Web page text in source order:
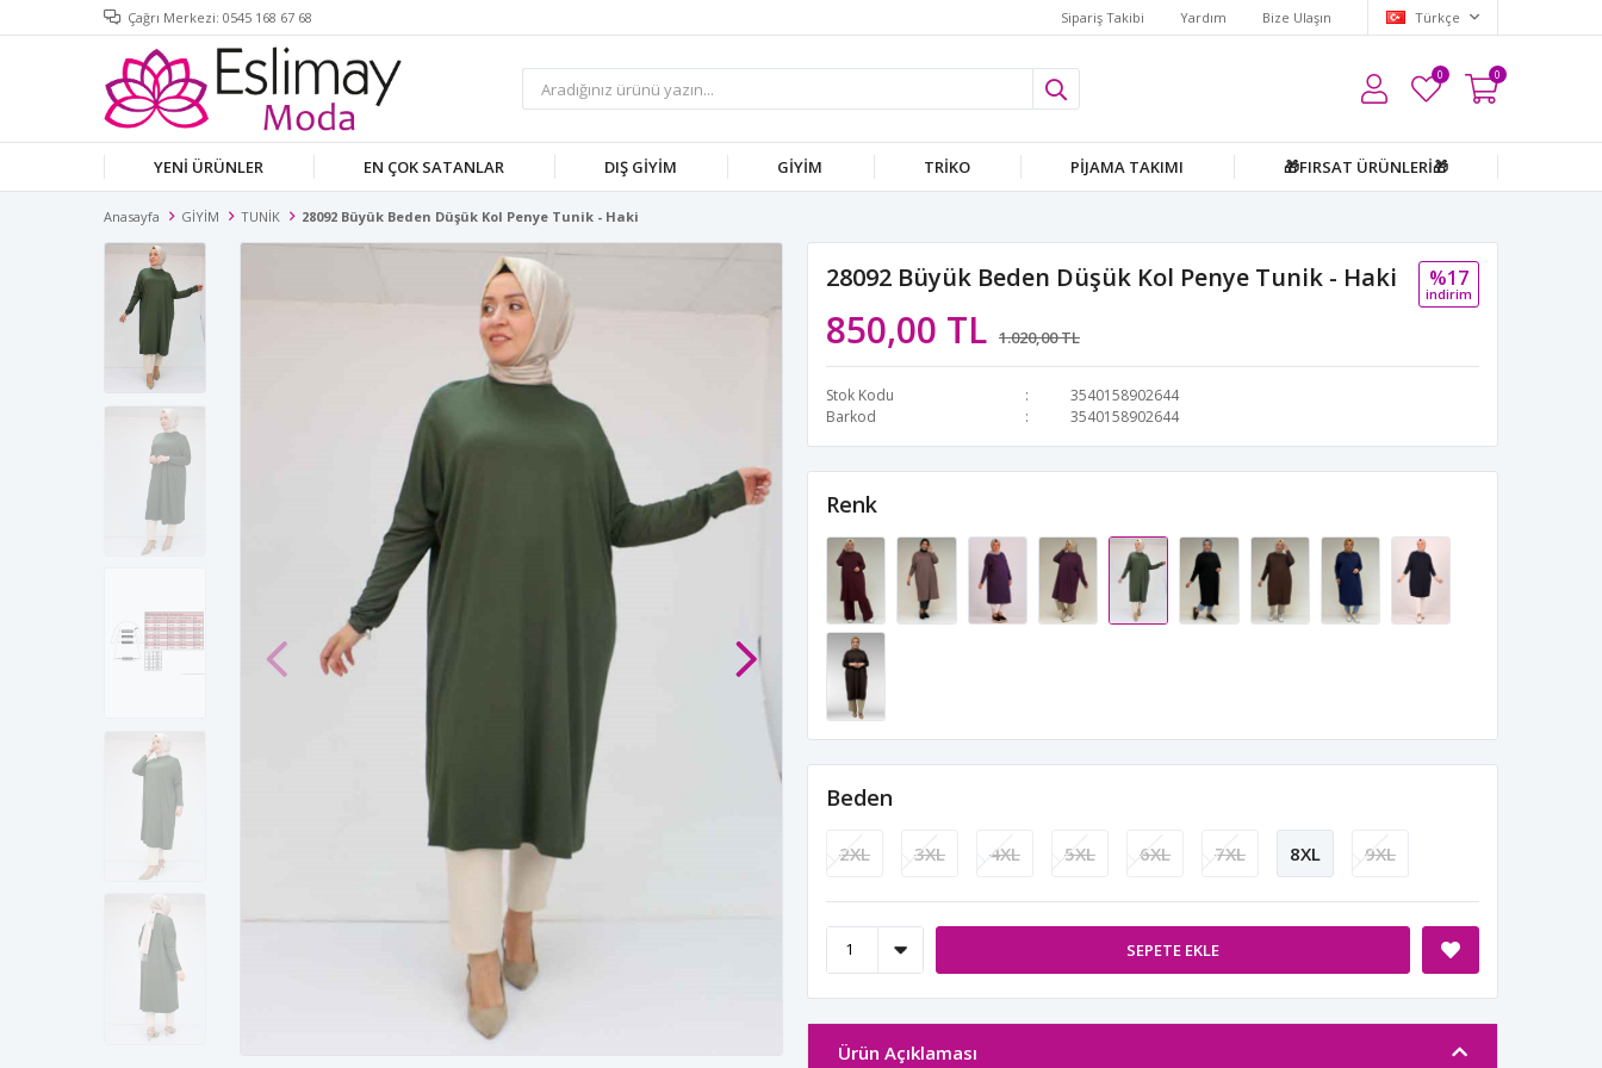
Çağrı Merkezi: 0545 168 67 68 Sipariş Takibi Yardım Bize Ulaşın Türkçe
0 0
YENİ ÜRÜNLER EN ÇOK SATANLAR DIŞ GİYİM GİYİM TRİKO PİJAMA TAKIMI 🎁FIRSAT ÜRÜNLERİ🎁
Anasayfa GİYİM TUNİK 28092 Büyük Beden Düşük Kol Penye Tunik - Haki
28092 Büyük Beden Düşük Kol Penye Tunik - Haki
850,00 TL 1.020,00 TL
%17
i̇ndi̇ri̇m
Stok Kodu
3540158902644
Barkod
3540158902644
Renk
Beden
2XL 3XL 4XL 5XL 6XL 7XL 8XL 9XL
SEPETE EKLE
Ürün Açıklaması